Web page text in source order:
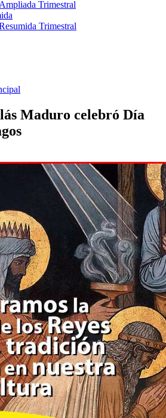
Ampliada Trimestral
Trimestral
Maduro celebró Día